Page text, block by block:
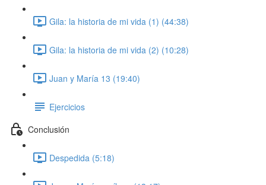
Gila: la historia de mi vida (1) (44:38)
Gila: la historia de mi vida (2) (10:28)
Juan y María 13 (19:40)
Ejercicios
Conclusión
Despedida (5:18)